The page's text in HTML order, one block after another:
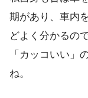
期があり、車内
どよく分かるの
「カッコいい」
ね。